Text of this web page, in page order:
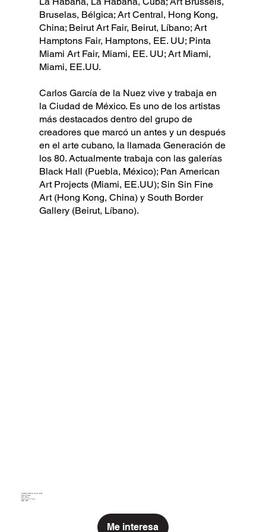
Bruselas, Bélgica; Art Central, Hong Kong,
China; Beirut Art Fair, Beirut, Líbano; Art
Hamptons Fair, Hamptons, EE. UU; Pinta
Miami Art Fair, Miami, EE. UU; Art Miami,
Miami, EE.UU.
Carlos García de la Nuez vive y trabaja en
la Ciudad de México. Es uno de los artistas
más destacados dentro del grupo de
creadores que marcó un antes y un después
en el arte cubano, la llamada Generación de
los 80. Actualmente trabaja con las galerías
Black Hall (Puebla, México); Pan American
Art Projects (Miami, EE.UU); Sin Sin Fine
Art (Hong Kong, China) y South Border
Gallery (Beirut, Líbano).
NUEZ
CARLOS GARCÍA DE LA NUEZ
Praxis & Logos
150 x 150 cm
Técnica mixta / lienzo
2020 - 2021
Me interesa